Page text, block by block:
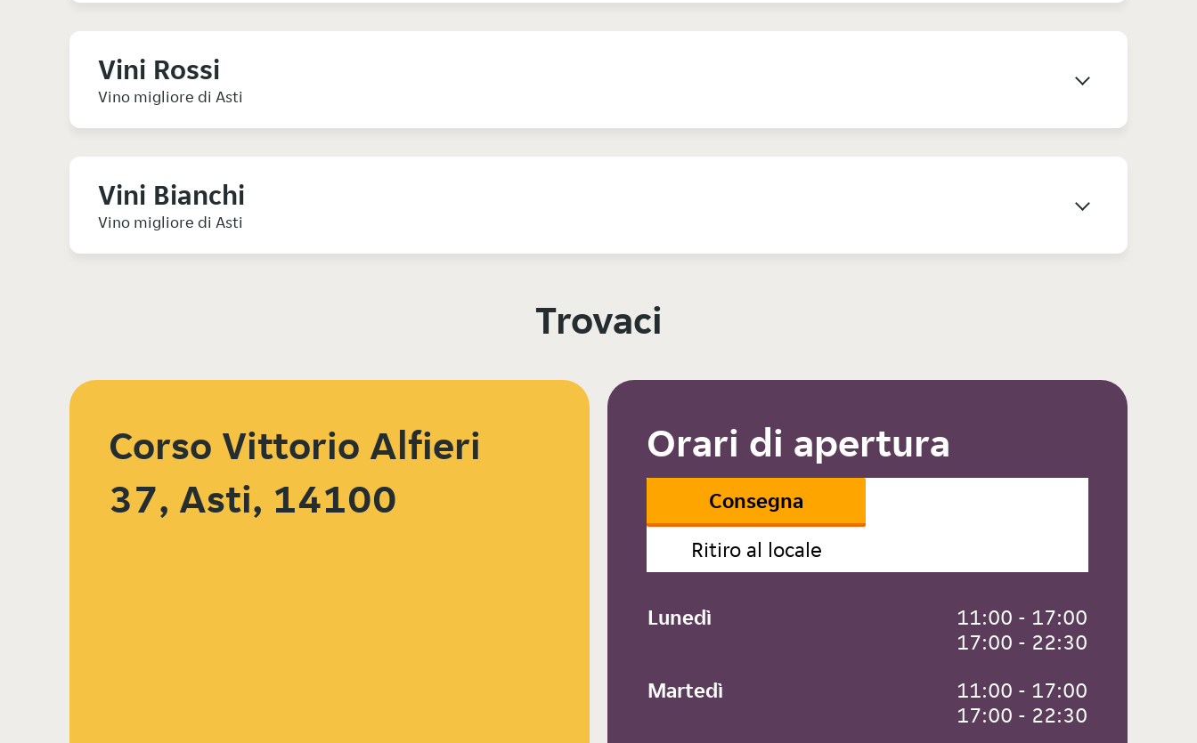
Vini Rossi
Vino migliore di Asti
Vini Bianchi
Vino migliore di Asti
Trovaci
Corso Vittorio Alfieri
37, Asti, 14100
Orari di apertura
Consegna
Ritiro al locale
Lunedì
11:00 - 17:00
17:00 - 22:30
Martedì
11:00 - 17:00
17:00 - 22:30